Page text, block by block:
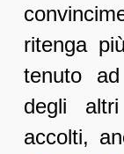
ritenga
tenuto ad
degli
accolti,